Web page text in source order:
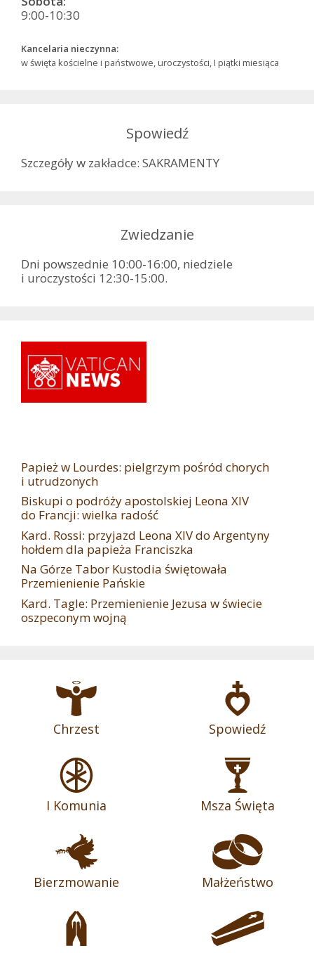
9:00-10:30
Kancelaria nieczynna:
w święta kościelne i państwowe, uroczystości, I piątki miesiąca
Spowiedź
Szczegóły w zakładce: SAKRAMENTY
Zwiedzanie
Dni powszednie 10:00-16:00, niedziele
i uroczystości 12:30-15:00.
Papież w Lourdes: pielgrzym pośród chorych
i utrudzonych
Biskupi o podróży apostolskiej Leona XIV
do Francji: wielka radość
Kard. Rossi: przyjazd Leona XIV do Argentyny
hołdem dla papieża Franciszka
Na Górze Tabor Kustodia świętowała
Przemienienie Pańskie
Kard. Tagle: Przemienienie Jezusa w świecie
oszpeconym wojną
Chrzest Spowiedź
I Komunia Msza Święta
Bierzmowanie Małżeństwo